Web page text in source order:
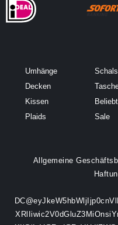
Umhänge
Decken
Kissen
Plaids
Schals
Beliebt
Sale
Allgemeine